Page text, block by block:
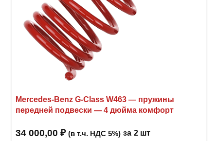
Mercedes-Benz G-Class W463 — пружины
передней подвески — 4 дюйма комфорт
34 000,00 ₽ (в т.ч. НДС 5%) за 2 шт